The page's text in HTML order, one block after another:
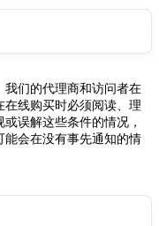
我们的代理商和访问者在
线购买时必须阅读、理
误解这些条件的情况，
会在没有事先通知的情